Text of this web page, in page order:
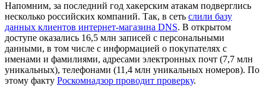
Напомним, за последний год хакерским атакам подверглись
несколько российских компаний. Так, в сеть слили базу
данных клиентов интернет-магазина DNS. В открытом
доступе оказались 16,5 млн записей с персональными
данными, в том числе с информацией о покупателях с
именами и фамилиями, адресами электронных почт (7,7 млн
уникальных), телефонами (11,4 млн уникальных номеров). По
этому факту Роскомнадзор проводит проверку.